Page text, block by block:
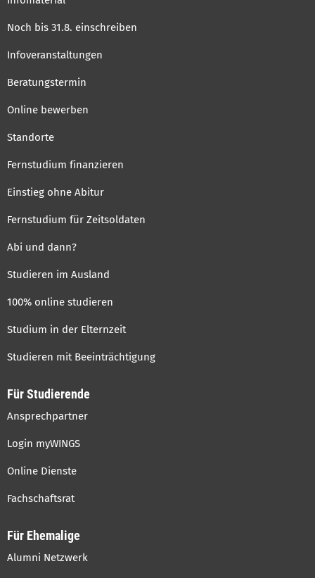
Noch bis 31.8. einschreiben
Infoveranstaltungen
Beratungstermin
Online bewerben
Standorte
Fernstudium finanzieren
Einstieg ohne Abitur
Fernstudium für Zeitsoldaten
Abi und dann?
Studieren im Ausland
100% online studieren
Studium in der Elternzeit
Studieren mit Beeinträchtigung
Für Studierende
Ansprechpartner
Login myWINGS
Online Dienste
Fachschaftsrat
Für Ehemalige
Alumni Netzwerk